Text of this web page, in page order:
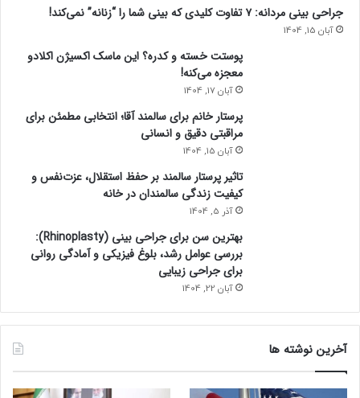
جراحی بینی مردانه: ۷ تفاوت کلیدی که بینی شما را “زنانه” نمی‌کند!
آبان 15, 1404
پوستت خسته و کدره؟ این ماسک اکسیژن اکلادو
معجزه می‌کنه!
آبان 17, 1404
پرستار خانم برای سالمند آقا؛ انتخابی مطمئن برای
مراقبتی دقیق و انسانی
آبان 15, 1404
تاثیر پرستار سالمند بر حفظ استقلال، عزت‌نفس و
کیفیت زندگی سالمندان در خانه
آذر 5, 1404
بهترین سن برای جراحی بینی (Rhinoplasty):
بررسی عوامل رشد، بلوغ فیزیکی و آمادگی روانی
برای جراحی زیبایی
آبان 22, 1404
آخرین نوشته ها